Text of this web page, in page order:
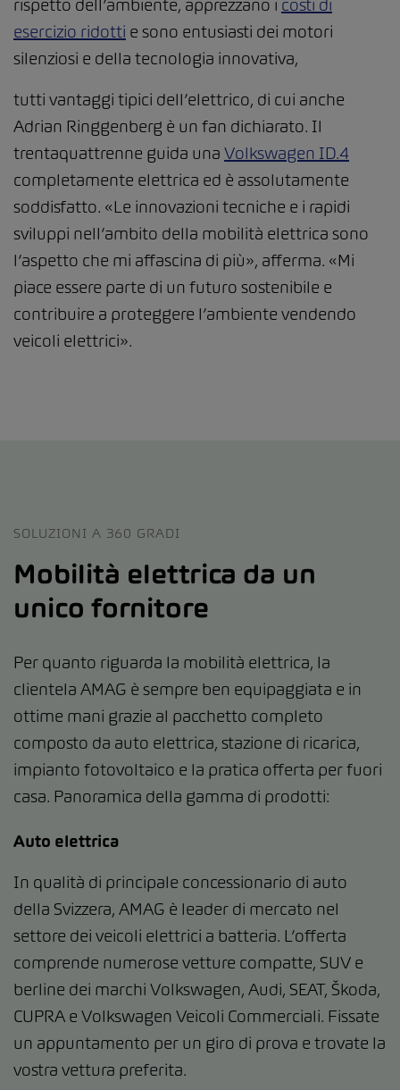
rispetto dell’ambiente, apprezzano i costi di
esercizio ridotti e sono entusiasti dei motori
silenziosi e della tecnologia innovativa,
tutti vantaggi tipici dell’elettrico, di cui anche
Adrian Ringgenberg è un fan dichiarato. Il
trentaquattrenne guida una Volkswagen ID.4
completamente elettrica ed è assolutamente
soddisfatto. «Le innovazioni tecniche e i rapidi
sviluppi nell’ambito della mobilità elettrica sono
l’aspetto che mi affascina di più», afferma. «Mi
piace essere parte di un futuro sostenibile e
contribuire a proteggere l’ambiente vendendo
veicoli elettrici».
SOLUZIONI A 360 GRADI
Mobilità elettrica da un
unico fornitore
Per quanto riguarda la mobilità elettrica, la
clientela AMAG è sempre ben equipaggiata e in
ottime mani grazie al pacchetto completo
composto da auto elettrica, stazione di ricarica,
impianto fotovoltaico e la pratica offerta per fuori
casa. Panoramica della gamma di prodotti:
Auto elettrica
In qualità di principale concessionario di auto
della Svizzera, AMAG è leader di mercato nel
settore dei veicoli elettrici a batteria. L’offerta
comprende numerose vetture compatte, SUV e
berline dei marchi Volkswagen, Audi, SEAT, Škoda,
CUPRA e Volkswagen Veicoli Commerciali. Fissate
un appuntamento per un giro di prova e trovate la
vostra vettura preferita.